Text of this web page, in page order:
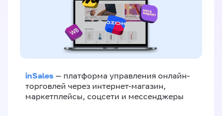
inSales — платформа управления онлайн-
торговлей через интернет-магазин,
маркетплейсы, соцсети и мессенджеры